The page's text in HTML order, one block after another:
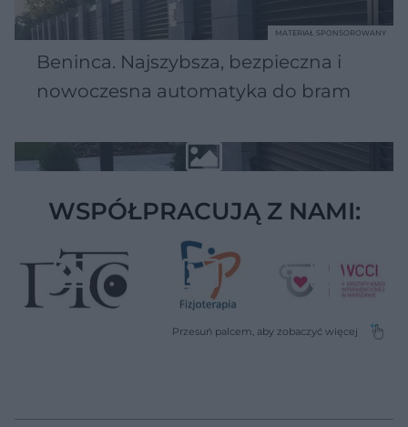
Beninca. Najszybsza, bezpieczna i
nowoczesna automatyka do bram
MATERIAŁ SPONSOROWANY
WSPÓŁPRACUJĄ Z NAMI: